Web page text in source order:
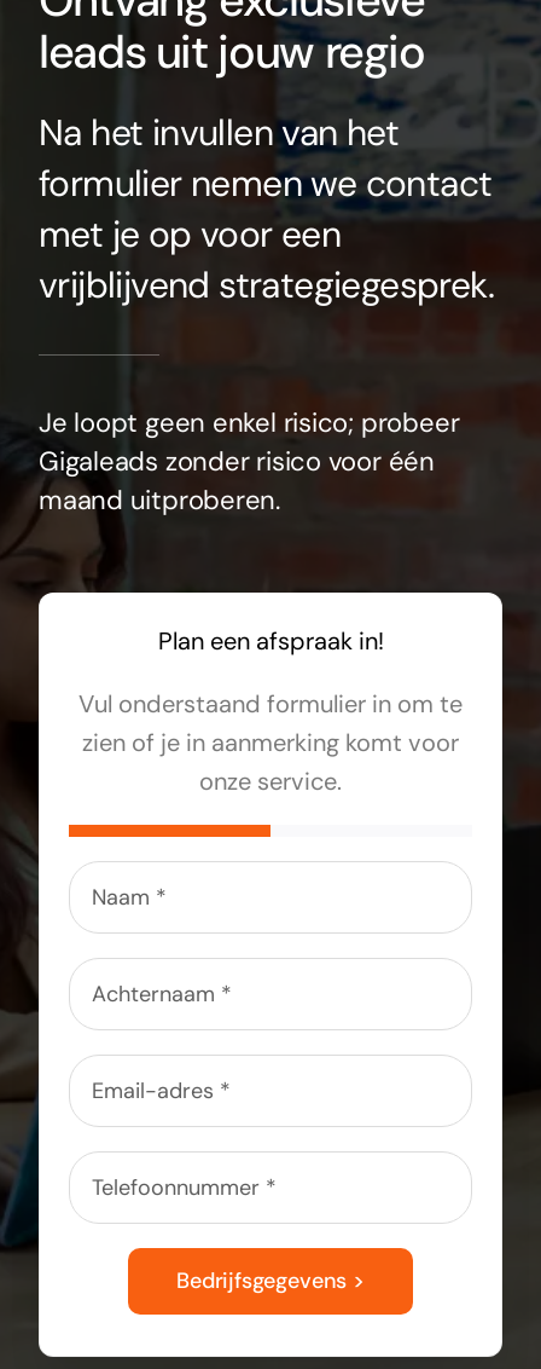
leads uit jouw regio
Na het invullen van het
formulier nemen we contact
met je op voor een
vrijblijvend strategiegesprek.
Je loopt geen enkel risico; probeer
Gigaleads zonder risico voor één
maand uitproberen.
Plan een afspraak in!
Vul onderstaand formulier in om te
zien of je in aanmerking komt voor
onze service.
Bedrijfsgegevens >